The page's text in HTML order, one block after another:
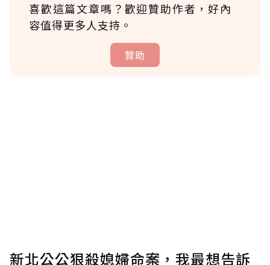
喜歡這篇文章嗎？歡迎贊助作者，好內
容值得更多人支持。
贊助
新北公公狠殺媳婦命案，我最想告訴